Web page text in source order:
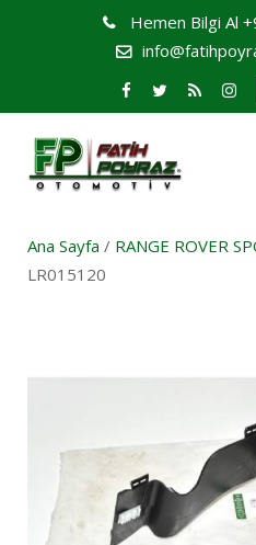
Hemen Bilgi Al
Ana Sayfa / RANGE ROVER
LR015120